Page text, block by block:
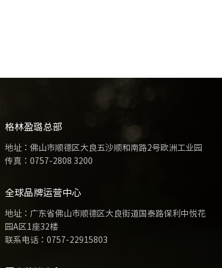
格林盈璐总部
地址：佛山市顺德区大良五沙顺和南路2号欧洲工业园
传真：0757-2808 3200
全球品牌运营中心
地址：广东省佛山市顺德区大良街道国泰路保利中悦花
园A区1座32楼
联系电话：0757-22915803